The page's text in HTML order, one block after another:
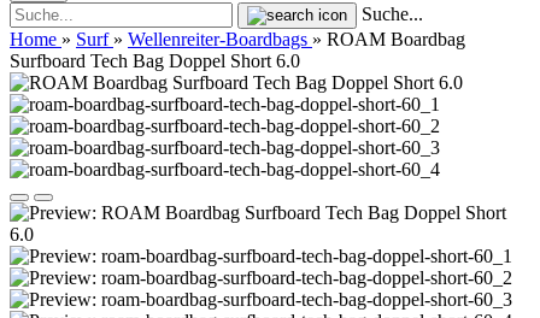
Suche...
Home » Surf » Wellenreiter-Boardbags » ROAM Boardbag
Surfboard Tech Bag Doppel Short 6.0